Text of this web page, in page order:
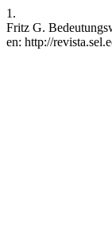
1.
Fritz G.
en: http://